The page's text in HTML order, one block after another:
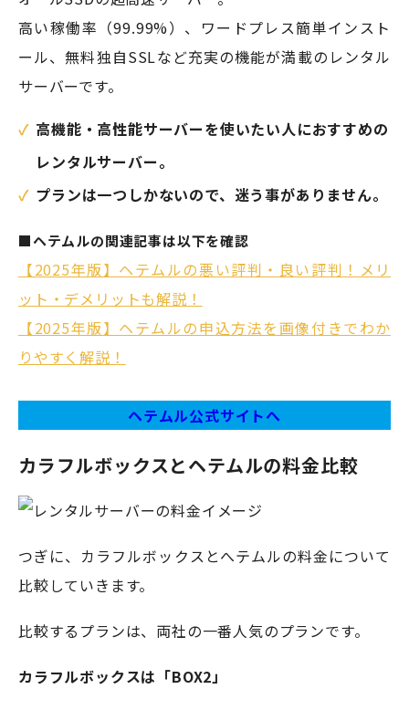
高い稼働率（99.99%）、ワードプレス簡単インスト
ール、無料独自SSLなど充実の機能が満載のレンタル
サーバーです。
高機能・高性能サーバーを使いたい人におすすめの
レンタルサーバー。
プランは一つしかないので、迷う事がありません。
■ヘテムルの関連記事は以下を確認
【2025年版】ヘテムルの悪い評判・良い評判！メリ
ット・デメリットも解説！
【2025年版】ヘテムルの申込方法を画像付きでわか
りやすく解説！
ヘテムル公式サイトへ
カラフルボックスとヘテムルの料金比較
つぎに、カラフルボックスとへテムルの料金について
比較していきます。
比較するプランは、両社の一番人気のプランです。
カラフルボックスは「BOX2」